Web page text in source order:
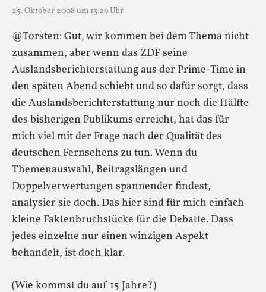
25. Oktober 2008 um 13:29 Uhr
@Torsten: Gut, wir kommen bei dem Thema nicht
zusammen, aber wenn das ZDF seine
Auslandsberichterstattung aus der Prime-Time in
den späten Abend schiebt und so dafür sorgt, dass
die Auslandsberichterstattung nur noch die Hälfte
des bisherigen Publikums erreicht, hat das für
mich viel mit der Frage nach der Qualität des
deutschen Fernsehens zu tun. Wenn du
Themenauswahl, Beitragslängen und
Doppelverwertungen spannender findest,
analysier sie doch. Das hier sind für mich einfach
kleine Faktenbruchstücke für die Debatte. Dass
jedes einzelne nur einen winzigen Aspekt
behandelt, ist doch klar.
(Wie kommst du auf 15 Jahre?)